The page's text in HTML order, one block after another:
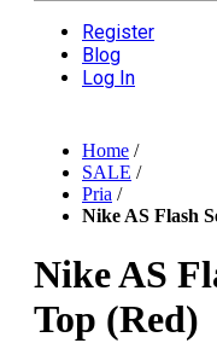
Register
Blog
Log In
Home /
SALE /
Pria /
Nike AS Flash
Nike AS
Top (Red)